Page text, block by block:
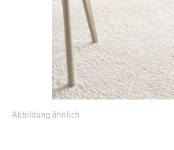
Abbildung ähnlich